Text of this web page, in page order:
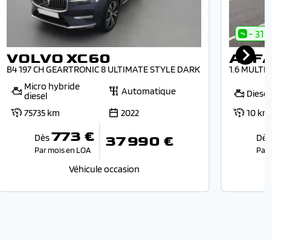
VOLVO XC60
B4 197 CH GEARTRONIC 8 ULTIMATE STYLE DARK
Micro hybride
diesel
Automatique
75735 km
2022
Dès773 €
Par mois en LOA 37 990 €
Véhicule occasion
- 31.1%
ALFA
1.6 MULTIJET
Diesel
10 km
Dès
Par